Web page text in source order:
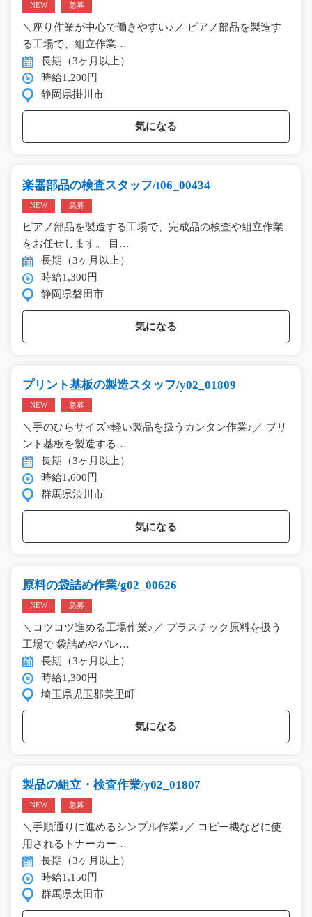
NEW 急募
＼座り作業が中心で働きやすい♪／ ピアノ部品を製造す
る工場で、組立作業…
長期（3ヶ月以上）
時給1,200円
静岡県掛川市
気になる
楽器部品の検査スタッフ/t06_00434
NEW 急募
ピアノ部品を製造する工場で、完成品の検査や組立作業
をお任せします。 目…
長期（3ヶ月以上）
時給1,300円
静岡県磐田市
気になる
プリント基板の製造スタッフ/y02_01809
NEW 急募
＼手のひらサイズ×軽い製品を扱うカンタン作業♪／ プリ
ント基板を製造する…
長期（3ヶ月以上）
時給1,600円
群馬県渋川市
気になる
原料の袋詰め作業/g02_00626
NEW 急募
＼コツコツ進める工場作業♪／ プラスチック原料を扱う
工場で 袋詰めやパレ…
長期（3ヶ月以上）
時給1,300円
埼玉県児玉郡美里町
気になる
製品の組立・検査作業/y02_01807
NEW 急募
＼手順通りに進めるシンプル作業♪／ コピー機などに使
用されるトナーカー…
長期（3ヶ月以上）
時給1,150円
群馬県太田市